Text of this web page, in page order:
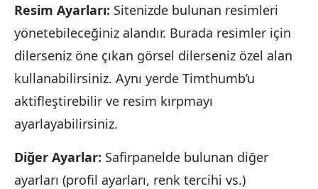
Resim Ayarları: Sitenizde bulunan resimleri
yönetebileceğiniz alandır. Burada resimler için
dilerseniz öne çıkan görsel dilerseniz özel alan
kullanabilirsiniz. Aynı yerde Timthumb’u
aktifleştirebilir ve resim kırpmayı
ayarlayabilirsiniz.
Diğer Ayarlar: Safirpanelde bulunan diğer
ayarları (profil ayarları, renk tercihi vs.)